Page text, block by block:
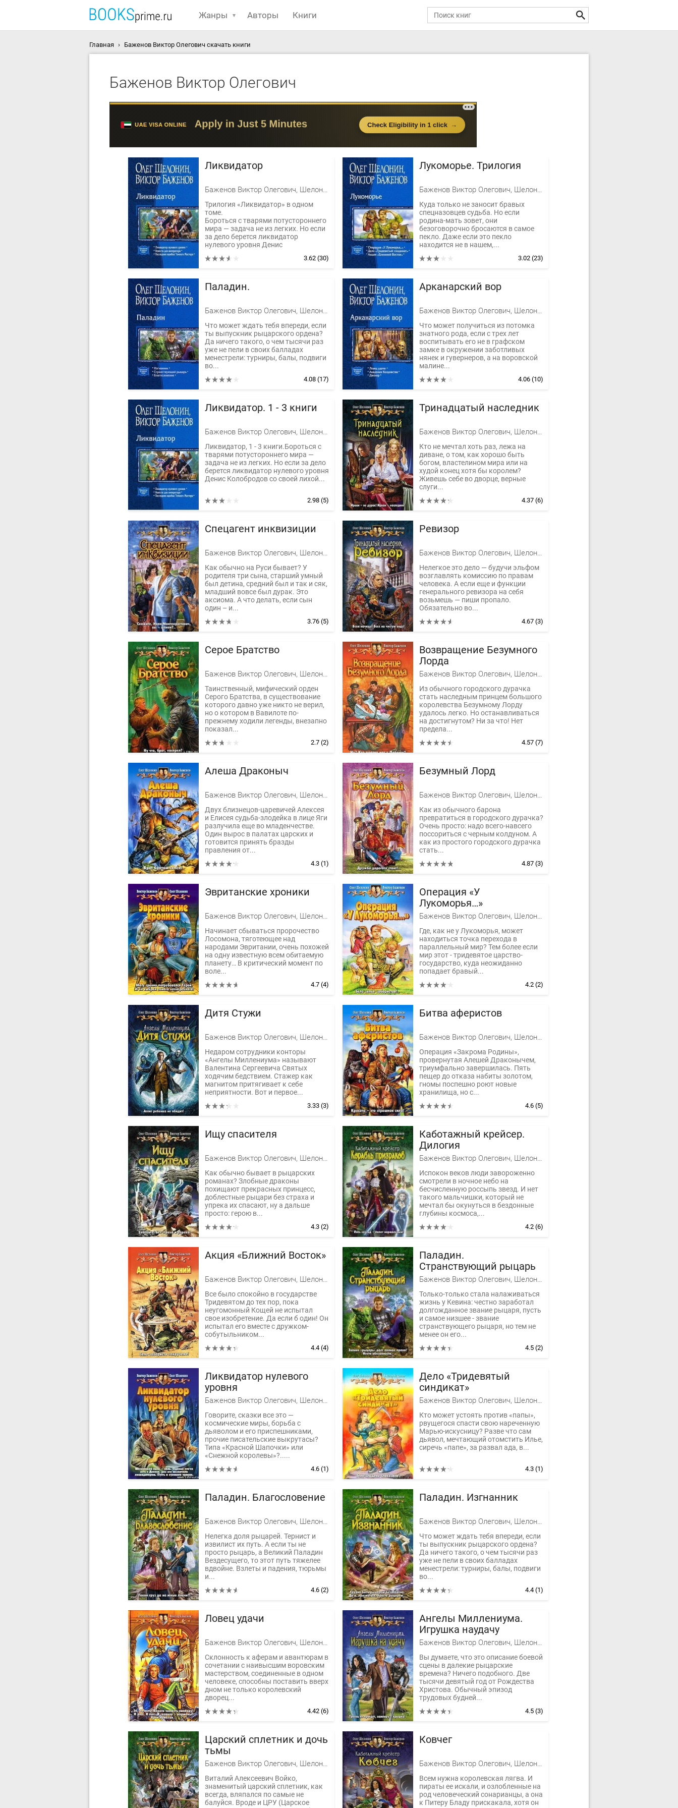
Жанры Авторы Книги
Главная Баженов Виктор Олегович скачать книги
Баженов Виктор Олегович
Ликвидатор
Баженов Виктор Олегович, Шелонин Олег Александрович
Трилогия «Ликвидатор» в одном
томе.
Бороться с тварями потустороннего
мира — задача не из легких. Но если
за дело берется ликвидатор
нулевого уровня Денис
3.62 (30)
Лукоморье. Трилогия
Баженов Виктор Олегович, Шелонин Олег Александрович
Куда только не заносит бравых
спецназовцев судьба. Но если
родина-мать зовет, они
безоговорочно бросаются в самое
пекло. Даже если это пекло
находится не в нашем,...
3.02(23)
Паладин.
Баженов Виктор Олегович, Шелонин Олег Александрович
Что может ждать тебя впереди, если
ты выпускник рыцарского ордена?
Да ничего такого, о чем тысячи раз
уже не пели в своих балладах
менестрели: турниры, балы, подвиги
во...
4.08 (17)
Арканарский вор
Баженов Виктор Олегович, Шелонин Олег Александрович
Что может получиться из потомка
знатного рода, если с трех лет
воспитывать его не в графском
замке в окружении заботливых
нянек и гувернеров, а на воровской
малине...
4.06(10)
Ликвидатор. 1 - 3 книги
Баженов Виктор Олегович, Шелонин Олег Александрович
Ликвидатор, 1 - 3 книги.Бороться с
тварями потустороннего мира —
задача не из легких. Но если за дело
берется ликвидатор нулевого уровня
Денис Колобродов со своей лихой...
2.98 (5)
Тринадцатый наследник
Баженов Виктор Олегович, Шелонин Олег Александрович
Кто не мечтал хоть раз, лежа на
диване, о том, как хорошо быть
богом, властелином мира или на
худой конец хотя бы королем?
Живешь себе во дворце, верные
слуги...
4.37(6)
Спецагент инквизиции
Баженов Виктор Олегович, Шелонин Олег Александрович
Как обычно на Руси бывает? У
родителя три сына, старший умный
был детина, средний был и так и сяк,
младший вовсе был дурак. Это
аксиома. А что делать, если сын
один – и...
3.76 (5)
Ревизор
Баженов Виктор Олегович, Шелонин Олег Александрович
Нелегкое это дело — будучи эльфом
возглавлять комиссию по правам
человека. А если еще и функции
генерального ревизора на себя
возьмешь — пиши пропало.
Обязательно во...
4.67(3)
Серое Братство
Баженов Виктор Олегович, Шелонин Олег Александрович
Таинственный, мифический орден
Серого Братства, в существование
которого давно уже никто не верил,
но о котором в Вавилоте по-
прежнему ходили легенды, внезапно
показал...
2.7 (2)
Возвращение Безумного
Лорда
Баженов Виктор Олегович, Шелонин Олег Александрович
Из обычного городского дурачка
стать наследным принцем большого
королевства Безумному Лорду
удалось легко. Но останавливаться
на достигнутом? Ни за что! Нет
предела...
4.57(7)
Алеша Драконыч
Баженов Виктор Олегович, Шелонин Олег Александрович
Двух близнецов-царевичей Алексея
и Елисея судьба-злодейка в лице Яги
разлучила еще во младенчестве.
Один вырос в палатах царских и
готовится принять бразды
правления от...
4.3 (1)
Безумный Лорд
Баженов Виктор Олегович, Шелонин Олег Александрович
Как из обычного барона
превратиться в городского дурачка?
Очень просто: надо всего-навсего
поссориться с черным колдуном. А
как из простого городского дурачка
стать...
4.87(3)
Эвританские хроники
Баженов Виктор Олегович, Шелонин Олег Александрович
Начинает сбываться пророчество
Лосомона, тяготеющее над
народами Эвритании, очень похожей
на одну известную всем обитаемую
планету… В критический момент по
воле...
4.7 (4)
Операция «У
Лукоморья…»
Баженов Виктор Олегович, Шелонин Олег Александрович
Где, как не у Лукоморья, может
находиться точка перехода в
параллельный мир? Тем более если
мир этот - тридевятое царство-
государство, куда неожиданно
попадает бравый...
4.2(2)
Дитя Стужи
Баженов Виктор Олегович, Шелонин Олег Александрович
Недаром сотрудники конторы
«Ангелы Миллениума» называют
Валентина Сергеевича Святых
ходячим бедствием. Стажер как
магнитом притягивает к себе
неприятности. Вот и первое...
3.33 (3)
Битва аферистов
Баженов Виктор Олегович, Шелонин Олег Александрович
Операция «Закрома Родины»,
провернутая Алешей Драконычем,
триумфально завершилась. Пять
пещер до отказа набиты золотом,
гномы поспешно роют новые
хранилища, но с...
4.6(5)
Ищу спасителя
Баженов Виктор Олегович, Шелонин Олег Александрович
Как обычно бывает в рыцарских
романах? Злобные драконы
похищают прекрасных принцесс,
доблестные рыцари без страха и
упрека их спасают, ну а дальше
просто: герою в...
4.3 (2)
Каботажный крейсер.
Дилогия
Баженов Виктор Олегович, Шелонин Олег Александрович
Испокон веков люди завороженно
смотрели в ночное небо на
бесчисленную россыпь звезд. И нет
такого мальчишки, который не
мечтал бы окунуться в бездонные
глубины космоса,...
4.2(6)
Акция «Ближний Восток»
Баженов Виктор Олегович, Шелонин Олег Александрович
Все было спокойно в государстве
Тридевятом до тех пор, пока
неугомонный Кощей не испытал
свое изобретение. Да если б один! Он
испытал его вместе с дружком-
собутыльником...
4.4 (4)
Паладин.
Странствующий рыцарь
Баженов Виктор Олегович, Шелонин Олег Александрович
Только-только стала налаживаться
жизнь у Кевина: честно заработал
долгожданное звание рыцаря, пусть
и самое низшее - звание
странствующего рыцаря, но тем не
менее он его...
4.5(2)
Ликвидатор нулевого
уровня
Баженов Виктор Олегович, Шелонин Олег Александрович
Говорите, сказки все это —
космические миры, борьба с
дьяволом и его приспешниками,
прочие писательские выкрутасы?
Типа «Красной Шапочки» или
«Снежной королевы»?.....
4.6 (1)
Дело «Тридевятый
синдикат»
Баженов Виктор Олегович, Шелонин Олег Александрович
Кто может устоять против «папы»,
рвущегося спасти свою нареченную
Марью-искусницу? Разве что сам
дьявол, мечтающий отомстить Илье,
сиречь «папе», за развал ада, в...
4.3(1)
Паладин. Благословение
Баженов Виктор Олегович, Шелонин Олег Александрович
Нелегка доля рыцарей. Тернист и
извилист их путь. А если ты не
просто рыцарь, а Великий Паладин
Вездесущего, то этот путь тяжелее
вдвойне. Взлеты и падения, тюрьмы
и...
4.6 (2)
Паладин. Изгнанник
Баженов Виктор Олегович, Шелонин Олег Александрович
Что может ждать тебя впереди, если
ты выпускник рыцарского ордена?
Да ничего такого, о чем тысячи раз
уже не пели в своих балладах
менестрели: турниры, балы, подвиги
во...
4.4(1)
Ловец удачи
Баженов Виктор Олегович, Шелонин Олег Александрович
Склонность к аферам и авантюрам в
сочетании с наивысшим воровским
мастерством, соединенные в одном
человеке, способны поставить вверх
дном не только королевский
дворец...
4.42 (6)
Ангелы Миллениума.
Игрушка наудачу
Баженов Виктор Олегович, Шелонин Олег Александрович
Вы думаете, что это описание боевой
сцены в далекие рыцарские
времена? Ничего подобного. Две
тысячи девятый год от Рождества
Христова. Обычный эпизод
трудовых будней...
4.5(3)
Царский сплетник и дочь
тьмы
Баженов Виктор Олегович, Шелонин Олег Александрович
Виталий Алексеевич Войко,
знаменитый царский сплетник, как
всегда, вляпался по самые не
балуйся. Вроде и ЦРУ (Царское
Ковчег
Баженов Виктор Олегович, Шелонин Олег Александрович
Всем нужна королевская лягва. И
пираты ее искали, и озлобленные на
род человеческий сонарианцы, а она
к Питеру Бладу прискакала, хотя он